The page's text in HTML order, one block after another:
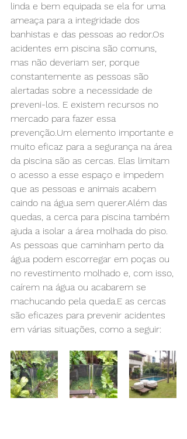
linda e bem equipada se ela for uma
ameaça para a integridade dos
banhistas e das pessoas ao redor.Os
acidentes em piscina são comuns,
mas não deveriam ser, porque
constantemente as pessoas são
alertadas sobre a necessidade de
preveni-los. E existem recursos no
mercado para fazer essa
prevenção.Um elemento importante e
muito eficaz para a segurança na área
da piscina são as cercas. Elas limitam
o acesso a esse espaço e impedem
que as pessoas e animais acabem
caindo na água sem querer.Além das
quedas, a cerca para piscina também
ajuda a isolar a área molhada do piso.
As pessoas que caminham perto da
água podem escorregar em poças ou
no revestimento molhado e, com isso,
caírem na água ou acabarem se
machucando pela queda.E as cercas
são eficazes para prevenir acidentes
em várias situações, como a seguir: